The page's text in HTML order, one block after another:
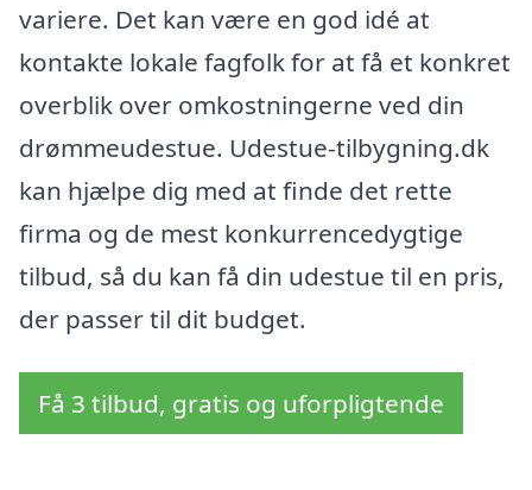
variere. Det kan være en god idé at
kontakte lokale fagfolk for at få et konkret
overblik over omkostningerne ved din
drømmeudestue. Udestue-tilbygning.dk
kan hjælpe dig med at finde det rette
firma og de mest konkurrencedygtige
tilbud, så du kan få din udestue til en pris,
der passer til dit budget.
Få 3 tilbud, gratis og uforpligtende